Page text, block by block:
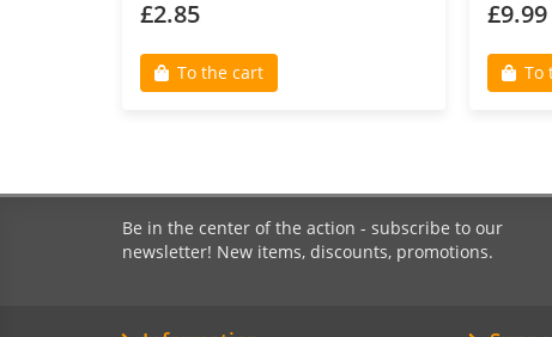
£2.85
To the cart
£9.99
To
Be in the center of the action - subscribe to our
newsletter! New items, discounts, promotions.